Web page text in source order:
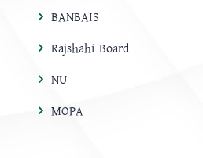
BANBAIS
Rajshahi Board
NU
MOPA